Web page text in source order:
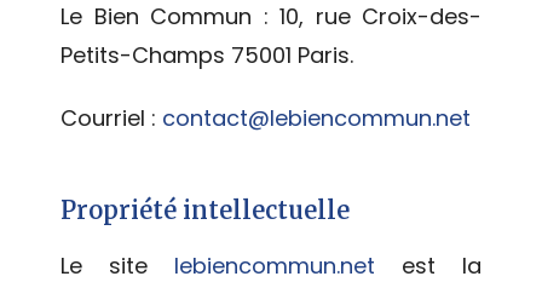
Le Bien Commun : 10, rue Croix-des-
Petits-Champs 75001 Paris.
Courriel : contact@lebiencommun.net
Propriété intellectuelle
Le site lebiencommun.net est la